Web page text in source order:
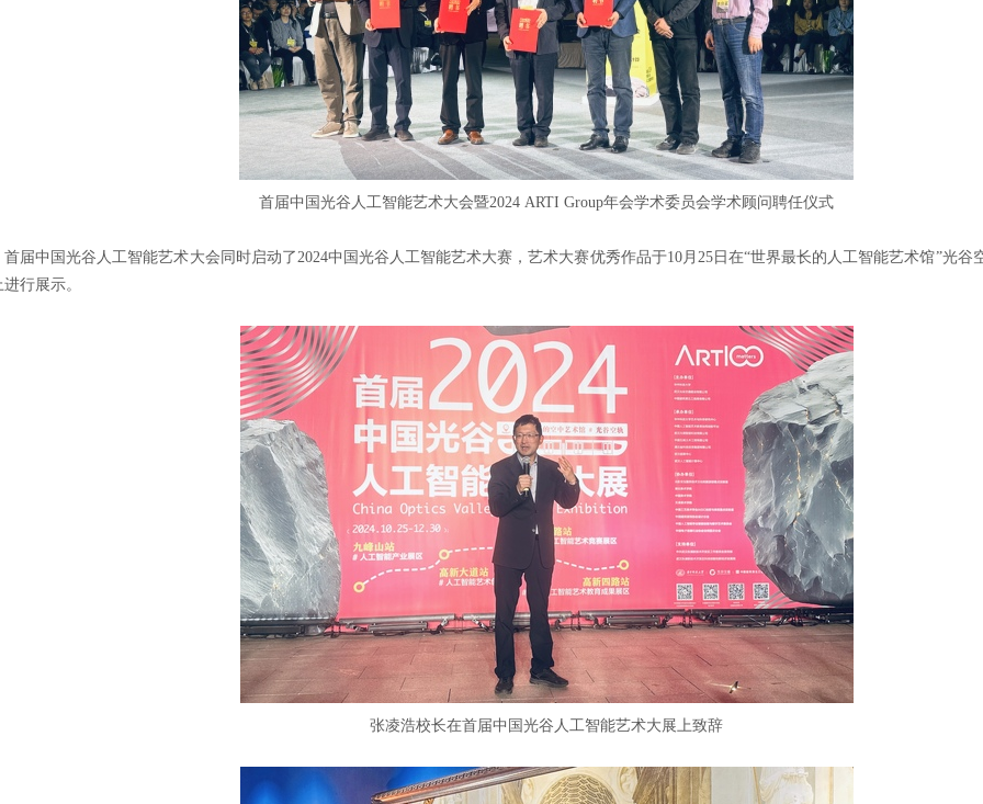
首届中国光谷人工智能艺术大会暨2024 ARTI Group年会学术委员会学术顾问聘任仪式
首届中国光谷人工智能艺术大会同时启动了2024中国光谷人工智能艺术大赛，艺术大赛优秀作品于10月25日在“世界最长的人工智能艺术馆”光谷
行展示。
张凌浩校长在首届中国光谷人工智能艺术大展上致辞